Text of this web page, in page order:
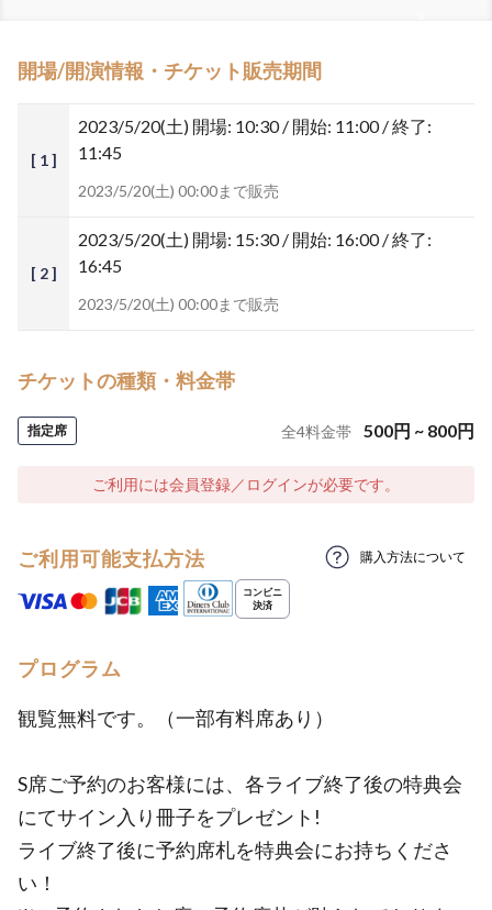
開場/開演情報・チケット販売期間
[ 1 ]
2023/5/20(土) 開場: 10:30 / 開始: 11:00 / 終了:
11:45
2023/5/20(土) 00:00まで販売
[ 2 ]
2023/5/20(土) 開場: 15:30 / 開始: 16:00 / 終了:
16:45
2023/5/20(土) 00:00まで販売
チケットの種類・料金帯
指定席 全4料金帯 500円 ~ 800円
ご利用には会員登録／ログインが必要です。
ご利用可能支払方法 購入方法について
プログラム
観覧無料です。（一部有料席あり）
S席ご予約のお客様には、各ライブ終了後の特典会
にてサイン入り冊子をプレゼント!
ライブ終了後に予約席札を特典会にお持ちくださ
い！